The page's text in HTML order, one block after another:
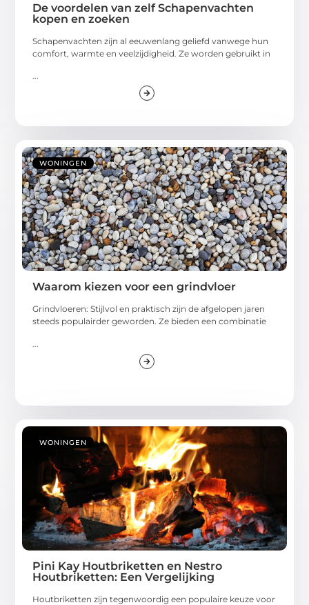
De voordelen van zelf Schapenvachten
kopen en zoeken
Schapenvachten zijn al eeuwenlang geliefd vanwege hun
comfort, warmte en veelzijdigheid. Ze worden gebruikt in
...
WONINGEN
Waarom kiezen voor een grindvloer
Grindvloeren: Stijlvol en praktisch zijn de afgelopen jaren
steeds populairder geworden. Ze bieden een combinatie
WONINGEN
Pini Kay Houtbriketten en Nestro
Houtbriketten: Een Vergelijking
Houtbriketten zijn tegenwoordig een populaire keuze voor